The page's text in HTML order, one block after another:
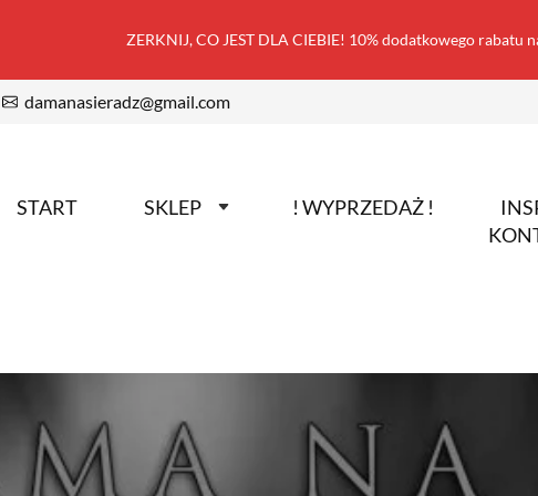
ZERKNIJ, CO JEST DLA CIEBIE! 10% dodatkowego
damanasieradz@gmail.com
START SKLEP ! WYPRZEDAŻ !